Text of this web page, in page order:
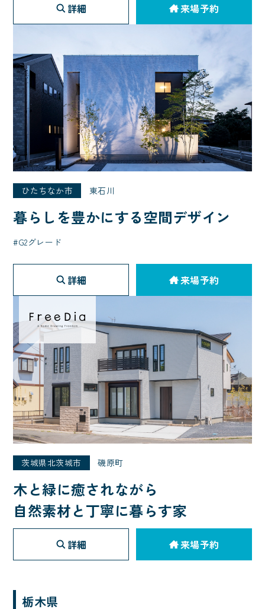
詳細 来場予約
ひたちなか市 東石川
暮らしを豊かにする空間デザイン
G2グレード
詳細 来場予約
茨城県北茨城市 磯原町
木と緑に癒されながら
自然素材と丁寧に暮らす家
詳細 来場予約
栃木県